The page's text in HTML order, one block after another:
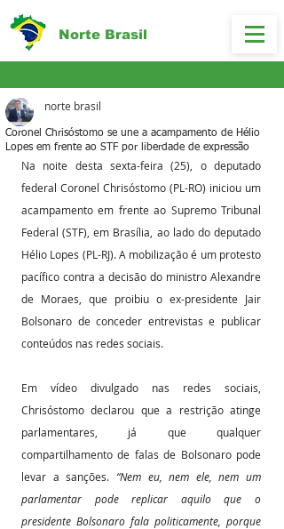
Norte Brasil
Coronel Chrisóstomo se une a acampamento de Hélio
Lopes em frente ao STF por liberdade de expressão
norte brasil
Na noite desta sexta-feira (25), o deputado
federal Coronel Chrisóstomo (PL-RO) iniciou um
acampamento em frente ao Supremo Tribunal
Federal (STF), em Brasília, ao lado do deputado
Hélio Lopes (PL-RJ). A mobilização é um protesto
pacífico contra a decisão do ministro Alexandre
de Moraes, que proibiu o ex-presidente Jair
Bolsonaro de conceder entrevistas e publicar
conteúdos nas redes sociais.
Em vídeo divulgado nas redes sociais,
Chrisóstomo declarou que a restrição atinge
parlamentares, já que qualquer
compartilhamento de falas de Bolsonaro pode
levar a sanções. “Nem eu, nem ele, nem um
parlamentar pode replicar aquilo que o
presidente Bolsonaro fala politicamente, porque